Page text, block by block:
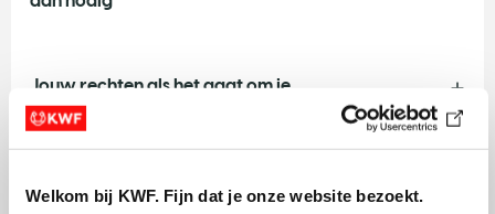
Welkom bij KWF. Fijn dat je onze website bezoekt.
Jouw rechten als het gaat om je
persoonsgegevens
Uitschrijven voor campagnes en nieuwsbrieven